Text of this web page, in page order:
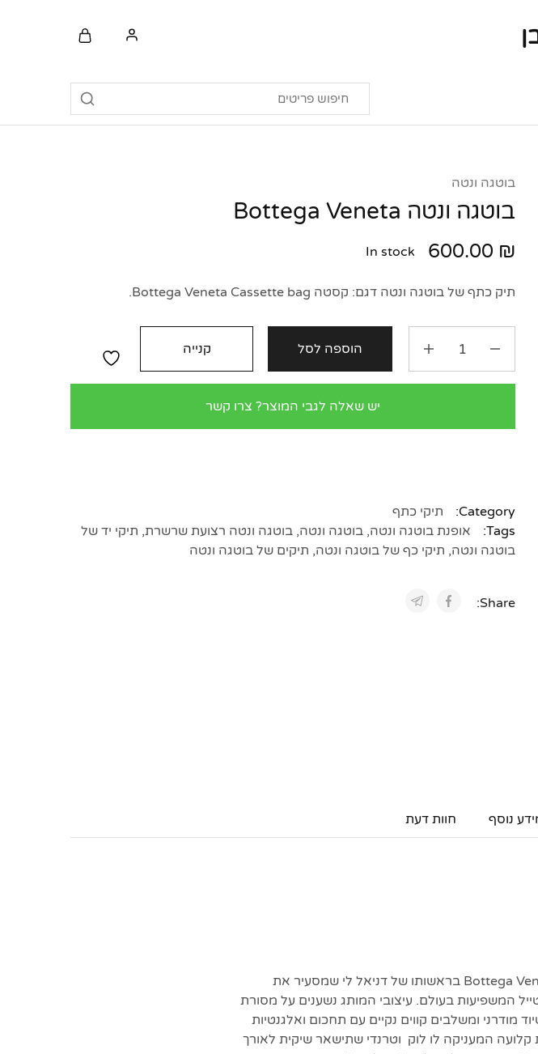
בוטגה ונטה
בוטגה ונטה Bottega Veneta
600.00 ₪
In stock
תיק כתף של בוטגה ונטה דגם: קסטה Bottega Veneta Cassette bag.
הוספה לסל קנייה
יש שאלה לגבי המוצר? צרו קשר
Category:
תיקי כתף
Tags:
אופנת בוטגה ונטה, בוטגה ונטה, בוטגה ונטה רצועת שרשרת, תיקי יד של
בוטגה ונטה, תיקי כף של בוטגה ונטה, תיקים של בוטגה ונטה
Share:
נוסף חוות דעת
תיק הקסטה האייקוני מבית האופנה היוקרתי והמדובר Bottega Veneta בראשותו של דניאל לי שמסעיר את
המשפיעות בעולם. עיצובי המותג נשענים על מסורת
מודרני ומשלבים קווים נקיים עם תחכום ואלגנטיות
ומציג צללית קלועה המעניקה לו לוק וטרנדי שתישאר שיקית לאורך